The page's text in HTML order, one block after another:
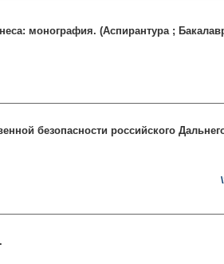
монография. (Аспирантура ;
безопасности российского